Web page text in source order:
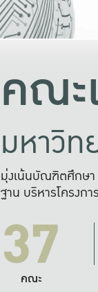
คณะ
มหาวิท
มุ่งเน้นบัณฑิตศึกษ
ฐาน บริหารโครงก
37
คณะ